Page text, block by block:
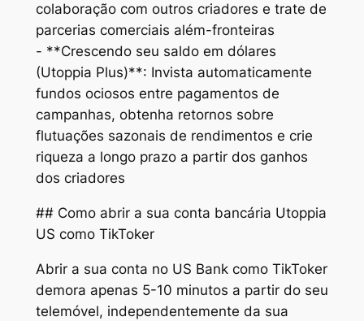
colaboração com outros criadores e trate de
parcerias comerciais além-fronteiras
- **Crescendo seu saldo em dólares
(Utoppia Plus)**: Invista automaticamente
fundos ociosos entre pagamentos de
campanhas, obtenha retornos sobre
flutuações sazonais de rendimentos e crie
riqueza a longo prazo a partir dos ganhos
dos criadores
## Como abrir a sua conta bancária Utoppia
US como TikToker
Abrir a sua conta no US Bank como TikToker
demora apenas 5-10 minutos a partir do seu
telemóvel, independentemente da sua